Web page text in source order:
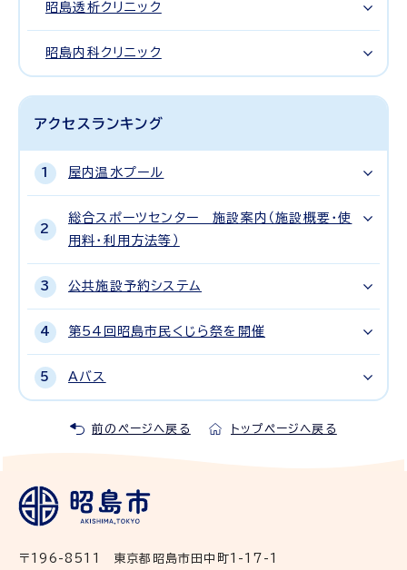
昭島透析クリニック
昭島内科クリニック
アクセスランキング
屋内温水プール
総合スポーツセンター 施設案内（施設概要・使
用料・利用方法等）
公共施設予約システム
第54回昭島市民くじら祭を開催
Aバス
前のページへ戻る トップページへ戻る
〒196-8511 東京都昭島市田中町1-17-1